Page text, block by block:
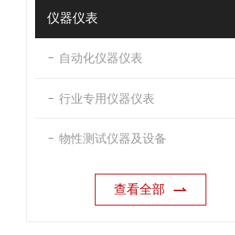
仪器仪表
自动化仪器仪表
行业专用仪器仪表
物性测试仪器及设备
查看全部